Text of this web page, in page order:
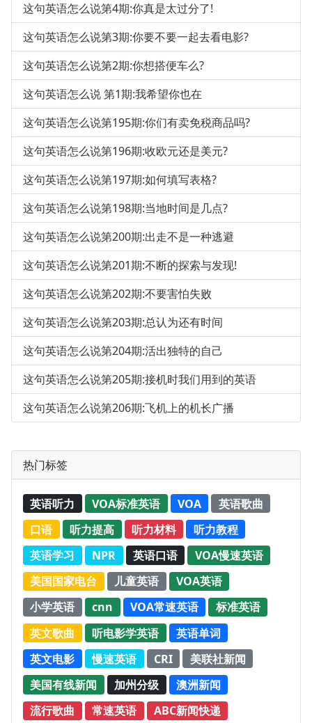
这句英语怎么说第4期:你真是太过分了!
这句英语怎么说第3期:你要不要一起去看电影?
这句英语怎么说第2期:你想搭便车么?
这句英语怎么说 第1期:我希望你也在
这句英语怎么说第195期:你们有卖免税商品吗?
这句英语怎么说第196期:收欧元还是美元?
这句英语怎么说第197期:如何填写表格?
这句英语怎么说第198期:当地时间是几点?
这句英语怎么说第200期:出走不是一种逃避
这句英语怎么说第201期:不断的探索与发现!
这句英语怎么说第202期:不要害怕失败
这句英语怎么说第203期:总认为还有时间
这句英语怎么说第204期:活出独特的自己
这句英语怎么说第205期:接机时我们用到的英语
这句英语怎么说第206期:飞机上的机长广播
热门标签
英语听力 VOA标准英语 VOA
英语歌曲
口语
听力提高 听力材料
听力教程
英语学习
NPR 英语口语
VOA慢速英语
美国国家电台
儿童英语
VOA英语
小学英语
cnn VOA常速英语
标准英语
英文歌曲
听电影学英语
英语单词
英文电影
慢速英语 CRI
美联社新闻
美国有线新闻
加州分级
澳洲新闻
流行歌曲
常速英语 ABC新闻快递